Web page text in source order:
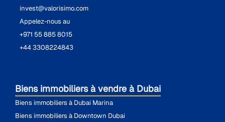
invest@valorisimo.com
Appelez-nous au
+971 55 885 8015
+44 3308224843
Biens immobiliers à vendre à Dubai
Biens immobiliers à Dubai Marina
Biens immobiliers à Downtown Dubai